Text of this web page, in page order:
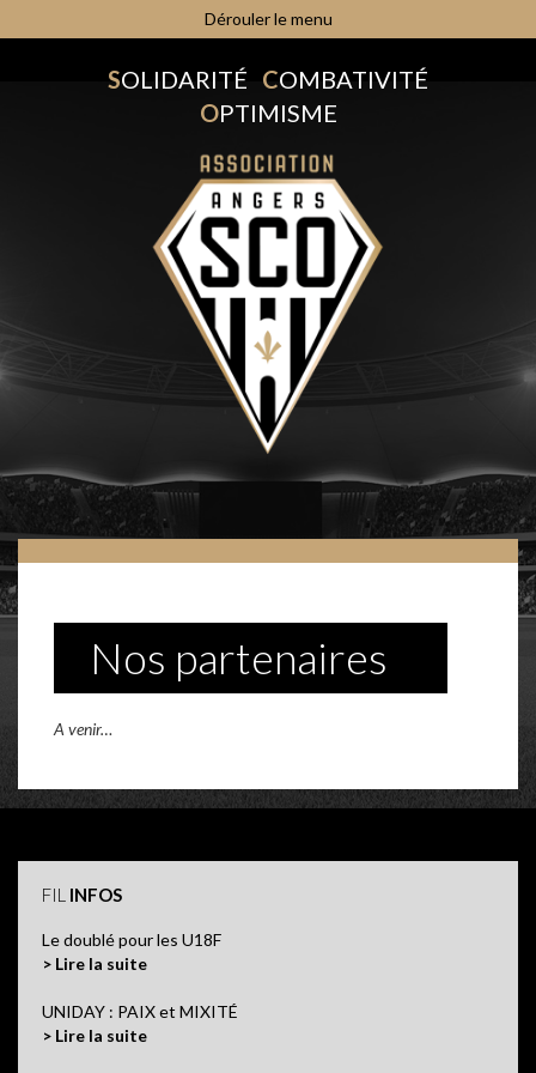
Dérouler le menu
SOLIDARITÉ COMBATIVITÉ
OPTIMISME
Nos partenaires
A venir…
FIL INFOS
Le doublé pour les U18F
> Lire la suite
UNIDAY : PAIX et MIXITÉ
> Lire la suite